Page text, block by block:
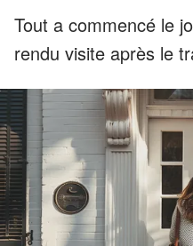
Tout a commencé le
rendu visite après le